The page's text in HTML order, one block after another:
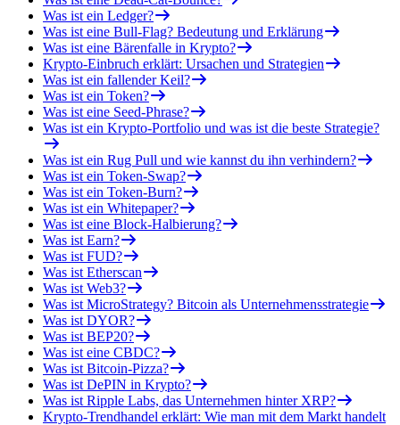
Was ist ein Ledger?
Was ist eine Bull-Flag? Bedeutung und Erklärung
Was ist eine Bärenfalle in Krypto?
Krypto-Einbruch erklärt: Ursachen und Strategien
Was ist ein fallender Keil?
Was ist ein Token?
Was ist eine Seed-Phrase?
Was ist ein Krypto-Portfolio und was ist die beste Strategie?
Was ist ein Rug Pull und wie kannst du ihn verhindern?
Was ist ein Token-Swap?
Was ist ein Token-Burn?
Was ist ein Whitepaper?
Was ist eine Block-Halbierung?
Was ist Earn?
Was ist FUD?
Was ist Etherscan
Was ist Web3?
Was ist MicroStrategy? Bitcoin als Unternehmensstrategie
Was ist DYOR?
Was ist BEP20?
Was ist eine CBDC?
Was ist Bitcoin-Pizza?
Was ist DePIN in Krypto?
Was ist Ripple Labs, das Unternehmen hinter XRP?
Krypto-Trendhandel erklärt: Wie man mit dem Markt handelt